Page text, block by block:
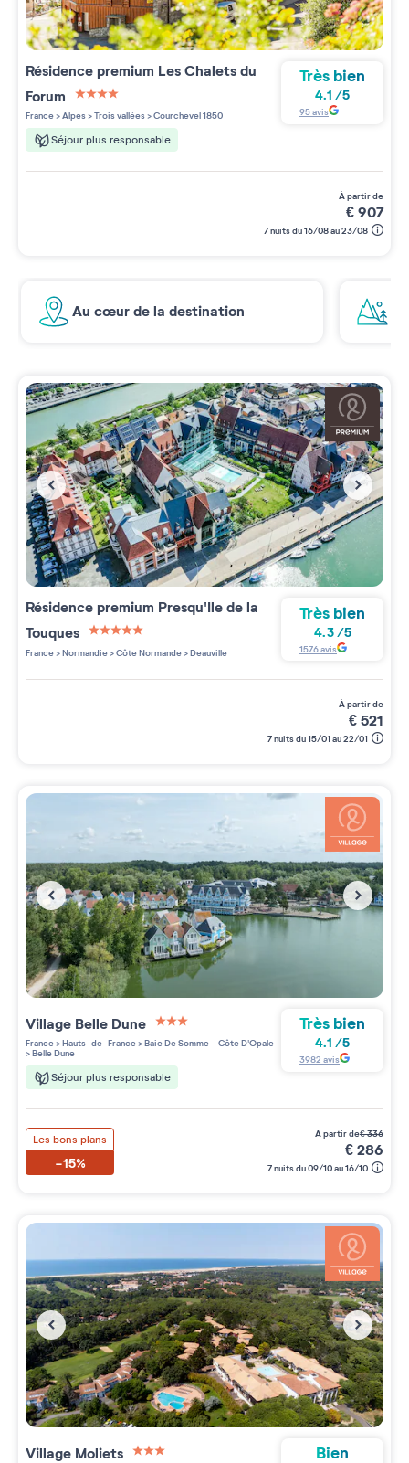
Résidence premium Les Chalets du
Forum
4 étoiles sur 5
France>Alpes>Trois vallées>Courchevel 1850
Séjour plus responsable
Très bien
4.1 /5
95avis
à partir de
€907
7 nuits du 16/08 au 23/08
Au cœur de la destination
Résidence premium Presqu'Ile de la
Touques
5 étoiles sur 5
France>Normandie>Côte Normande>Deauville
Très bien
4.3/5
1576avis
à partir de
€521
7 nuits du 15/01 au 22/01
Village Belle Dune
3 étoiles sur 5
France>Hauts-de-France>Baie De Somme - Côte D'Opale
>Belle Dune
Séjour plus responsable
Très bien
4.1 /5
3982 avis
Les bons plans
-15%
à partir de€336
€286
7 nuits du 09/10 au 16/10
Village Moliets Bien